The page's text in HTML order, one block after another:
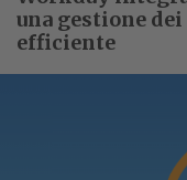
una gestione
efficiente